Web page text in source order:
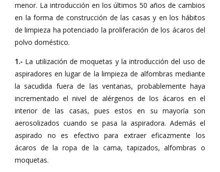
menor. La introducción en los últimos 50 años de cambios
en la forma de construcción de las casas y en los hábitos
de limpieza ha potenciado la proliferación de los ácaros del
polvo doméstico.
1.- La utilización de moquetas y la introducción del uso de
aspiradores en lugar de la limpieza de alfombras mediante
la sacudida fuera de las ventanas, probablemente haya
incrementado el nivel de alérgenos de los ácaros en el
interior de las casas, pues estos en su mayoría son
aerosolizados cuando se pasa la aspiradora. Además el
aspirado no es efectivo para extraer eficazmente los
ácaros de la ropa de la cama, tapizados, alfombras o
moquetas.